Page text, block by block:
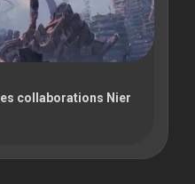
collaborations Nier